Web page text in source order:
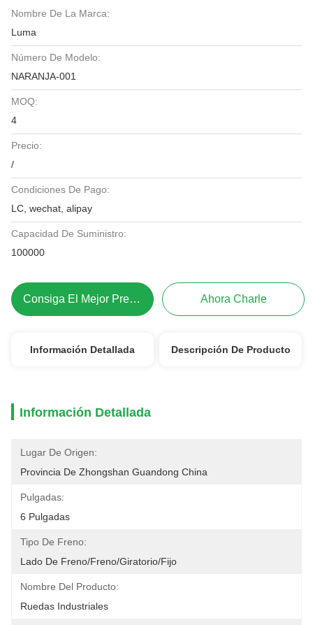
Nombre De La Marca:
Luma
Número De Modelo:
NARANJA-001
MOQ:
4
Precio:
/
Condiciones De Pago:
LC, wechat, alipay
Capacidad De Suministro:
100000
Consiga El Mejor Precio Ahora Charle
Información Detallada Descripción De Producto
Información Detallada
Lugar De Origen:
Provincia De Zhongshan Guandong China
Pulgadas:
6 Pulgadas
Tipo De Freno:
Lado De Freno/freno/giratorio/fijo
Nombre Del Producto:
Ruedas Industriales